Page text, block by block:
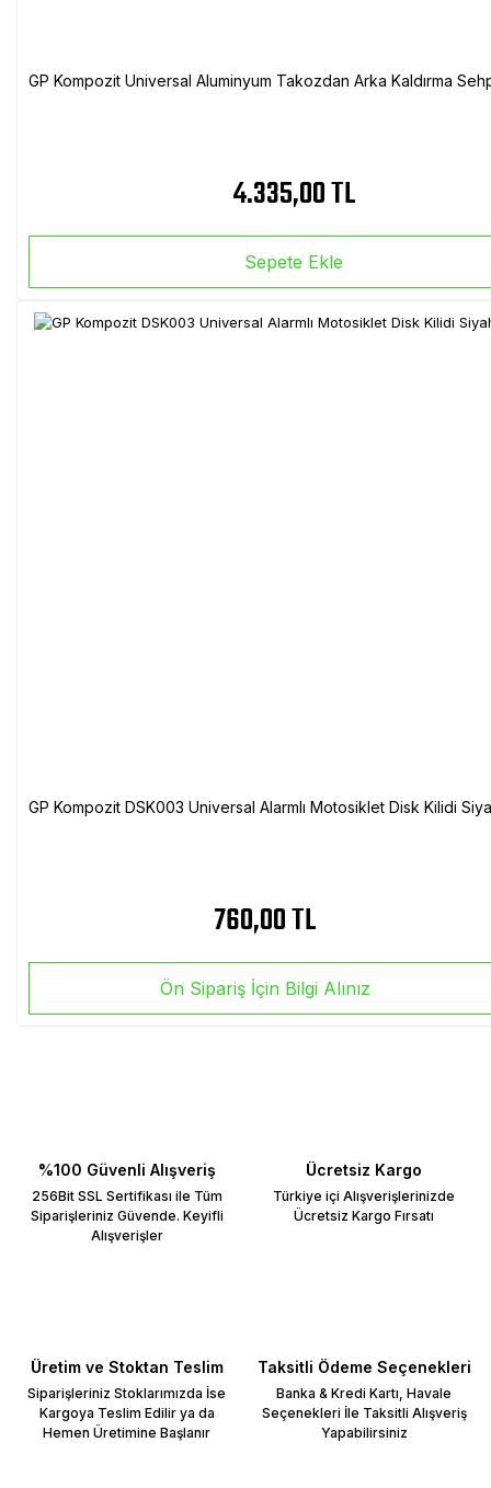
GP Kompozit Universal Aluminyum Takozdan Arka Kaldırma
4.335,00 TL
Sepete Ekle
GP Kompozit DSK003 Universal Alarmlı Motosiklet Disk Kilidi
760,00 TL
Ön Sipariş İçin Bilgi Alınız
%100 Güvenli Alışveriş
256Bit SSL Sertifikası ile Tüm
Siparişleriniz Güvende. Keyifli
Alışverişler
Ücretsiz Kargo
Türkiye içi Alışverişlerinizde
Ücretsiz Kargo Fırsatı
Üretim ve Stoktan Teslim
Siparişleriniz Stoklarımızda İse
Kargoya Teslim Edilir ya da
Hemen Üretimine Başlanır
Taksitli Ödeme Seçenekleri
Banka & Kredi Kartı, Havale
Seçenekleri İle Taksitli Alışveriş
Yapabilirsiniz